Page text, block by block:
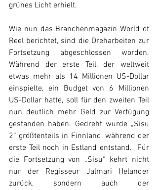
grünes Licht erhielt.
Wie nun das Branchenmagazin World of
Reel berichtet, sind die Dreharbeiten zur
Fortsetzung abgeschlossen worden.
Während der erste Teil, der weltweit
etwas mehr als 14 Millionen US-Dollar
einspielte, ein Budget von 6 Millionen
US-Dollar hatte, soll für den zweiten Teil
nun deutlich mehr Geld zur Verfügung
gestanden haben. Gedreht wurde „Sisu
2“ größtenteils in Finnland, während der
erste Teil noch in Estland entstand.  Für
die Fortsetzung von „Sisu“ kehrt nicht
nur der Regisseur Jalmari Helander
zurück, sondern auch der